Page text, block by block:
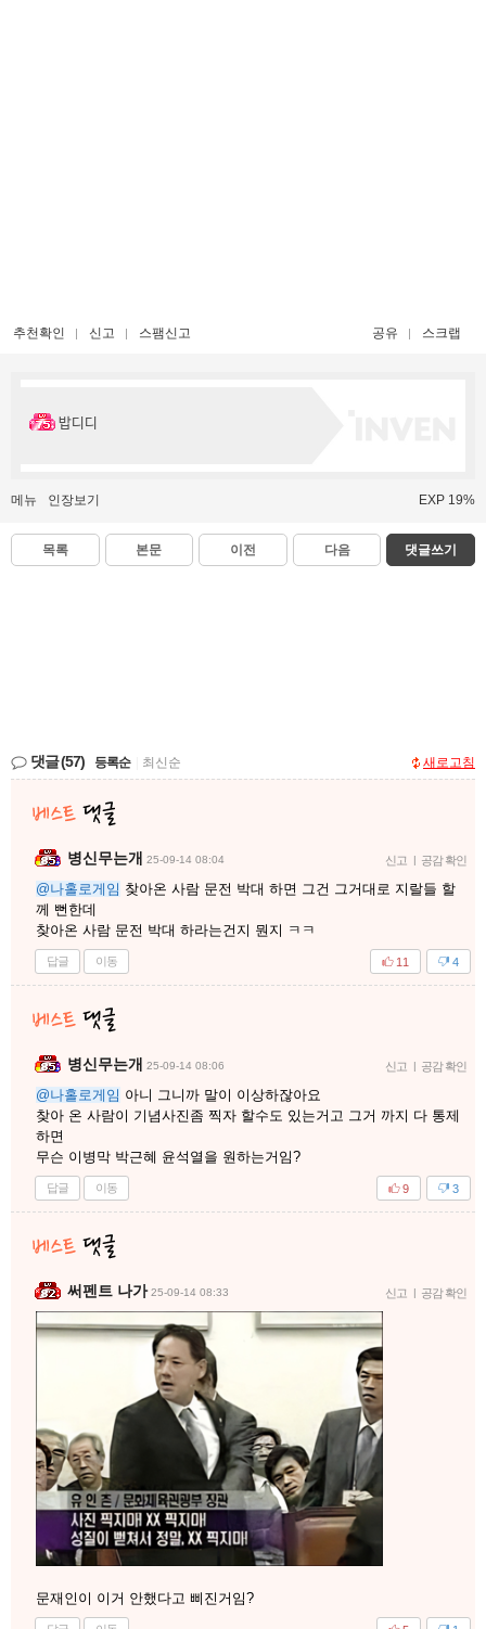
추천확인 신고 스팸신고 공유 스크랩
밥디디
메뉴 인장보기 EXP 19%
목록 본문 이전 다음 댓글쓰기
댓글(57) 등록순 최신순 새로고침
병신무는개 25-09-14 08:04 신고 공감 확인
@나홀로게임 찾아온 사람 문전 박대 하면 그건 그거대로 지랄들 할
께 뻔한데
찾아온 사람 문전 박대 하라는건지 뭔지 ㅋㅋ
답글 이동 4
11
병신무는개 25-09-14 08:06 신고 공감 확인
@나홀로게임 아니 그니까 말이 이상하잖아요
찾아 온 사람이 기념사진좀 찍자 할수도 있는거고 그거 까지 다 통제
하면
무슨 이병막 박근혜 윤석열을 원하는거임?
답글 이동 3
9
써펜트 나가 25-09-14 08:33 신고 공감 확인
문재인이 이거 안했다고 삐진거임?